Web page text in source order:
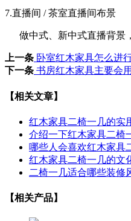
7.直播间 /茶室直播间布景
做中式、新中式直播背景
上一条 卧室红木家具怎么进
下一条 书房红木家具主要会
【相关文章】
红木家具二椅一几的实
介绍一下红木家具二椅
哪些人会喜欢红木家具
红木家具二椅一几的文
二椅一几适合哪些装修
【相关产品】